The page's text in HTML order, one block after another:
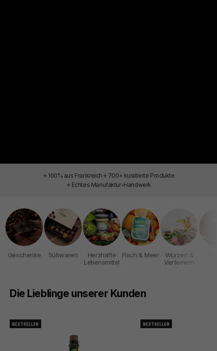
✦ 100% aus Frankreich ✦ 700+ kuratierte Produkte
✦ Echtes Manufaktur-Handwerk
Geschenke Süßwaren
Herzhafte
Lebensmittel
Fisch & Meer
Würzen &
Verfeinern
Die Lieblinge unserer Kunden
BESTSELLER BESTSELLER